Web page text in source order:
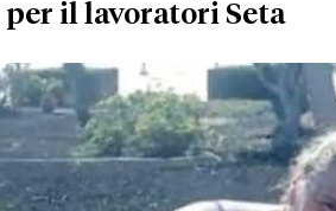
per il lavoratori Seta